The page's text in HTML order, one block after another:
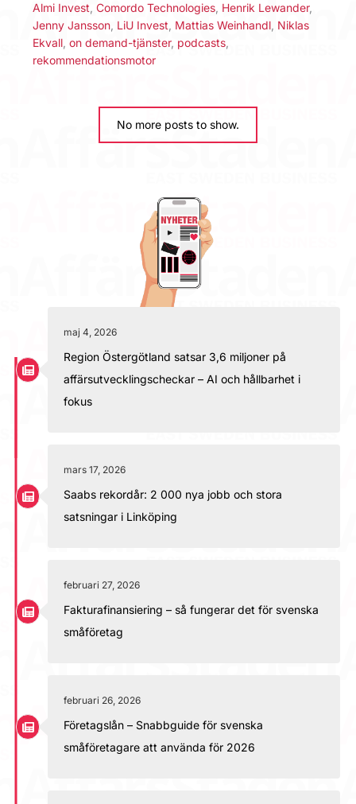
Almi Invest Comordo Technologies Henrik Lewander,
Jenny Jansson LiU Invest Mattias Weinhandl Niklas
Ekvall on demand-tjänster, podcasts
rekommendationsmotor
No more posts to show.
maj 4, 2026
Region Östergötland satsar 3,6 miljoner på
affärsutvecklingscheckar – AI och hållbarhet i
fokus
mars 17, 2026
Saabs rekordår: 2 000 nya jobb och stora
satsningar i Linköping
februari 27, 2026
Fakturafinansiering – så fungerar det för svenska
småföretag
februari 26, 2026
Företagslån – Snabbguide för svenska
småföretagare att använda för 2026